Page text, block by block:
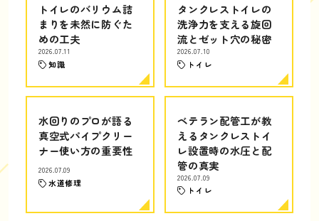
トイレのバリウム詰
まりを未然に防ぐた
めの工夫
2026.07.11
知識
タンクレストイレの
洗浄力を支える旋回
流とゼット穴の秘密
2026.07.10
トイレ
水回りのプロが語る
真空式パイプクリー
ナー使い方の重要性
2026.07.09
水道修理
ベテラン配管工が教
えるタンクレストイ
レ設置時の水圧と配
管の真実
2026.07.09
トイレ